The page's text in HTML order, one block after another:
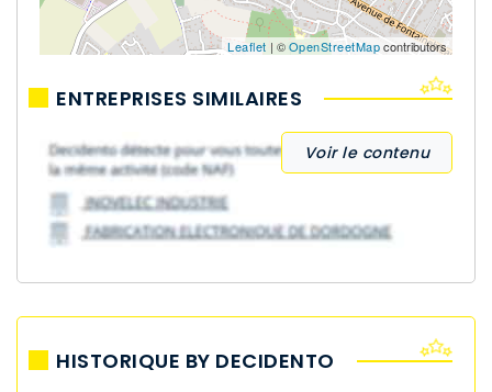
Leaflet | ©OpenStreetMapcontributors
ENTREPRISES SIMILAIRES
Voir le contenu
HISTORIQUE BY DECIDENTO